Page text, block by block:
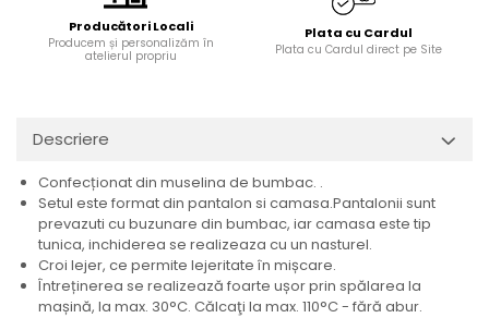
Producători Locali
Producem și personalizăm în
atelierul propriu
Plata cu Cardul
Plata cu Cardul direct pe Site
Descriere
Confecționat din muselina de bumbac. .
Setul este format din pantalon si camasa.Pantalonii sunt
prevazuti cu buzunare din bumbac, iar camasa este tip
tunica, inchiderea se realizeaza cu un nasturel.
Croi lejer, ce permite lejeritate în mișcare.
Întreținerea se realizează foarte ușor prin spălarea la
mașină, la max. 30°C. Călcaţi la max. 110°C - fără abur.